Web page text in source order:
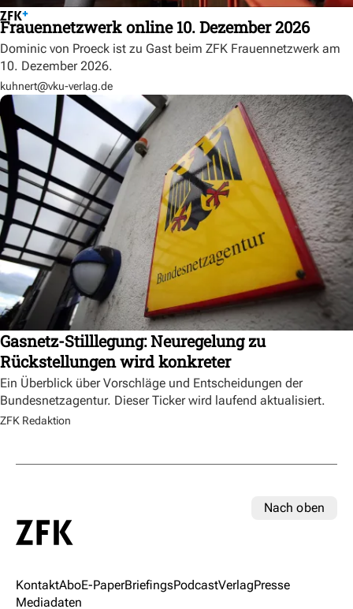
Frauennetzwerk online 10. Dezember 2026
Dominic von Proeck ist zu Gast beim ZFK Frauennetzwerk am
10. Dezember 2026.
kuhnert@vku-verlag.de
Gasnetz-Stilllegung: Neuregelung zu
Rückstellungen wird konkreter
Ein Überblick über Vorschläge und Entscheidungen der
Bundesnetzagentur. Dieser Ticker wird laufend aktualisiert.
ZFK Redaktion
Nach oben
KontaktAboE-PaperBriefingsPodcastVerlagPresse
Mediadaten